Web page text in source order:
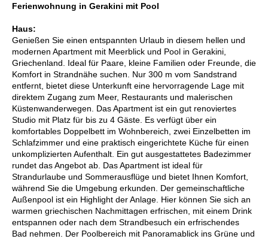
Ferienwohnung in Gerakini mit Pool
Haus:
Genießen Sie einen entspannten Urlaub in diesem hellen und
modernen Apartment mit Meerblick und Pool in Gerakini,
Griechenland. Ideal für Paare, kleine Familien oder Freunde, die
Komfort in Strandnähe suchen. Nur 300 m vom Sandstrand
entfernt, bietet diese Unterkunft eine hervorragende Lage mit
direktem Zugang zum Meer, Restaurants und malerischen
Küstenwanderwegen. Das Apartment ist ein gut renoviertes
Studio mit Platz für bis zu 4 Gäste. Es verfügt über ein
komfortables Doppelbett im Wohnbereich, zwei Einzelbetten im
Schlafzimmer und eine praktisch eingerichtete Küche für einen
unkomplizierten Aufenthalt. Ein gut ausgestattetes Badezimmer
rundet das Angebot ab. Das Apartment ist ideal für
Strandurlaube und Sommerausflüge und bietet Ihnen Komfort,
während Sie die Umgebung erkunden. Der gemeinschaftliche
Außenpool ist ein Highlight der Anlage. Hier können Sie sich an
warmen griechischen Nachmittagen erfrischen, mit einem Drink
entspannen oder nach dem Strandbesuch ein erfrischendes
Bad nehmen. Der Poolbereich mit Panoramablick ins Grüne und